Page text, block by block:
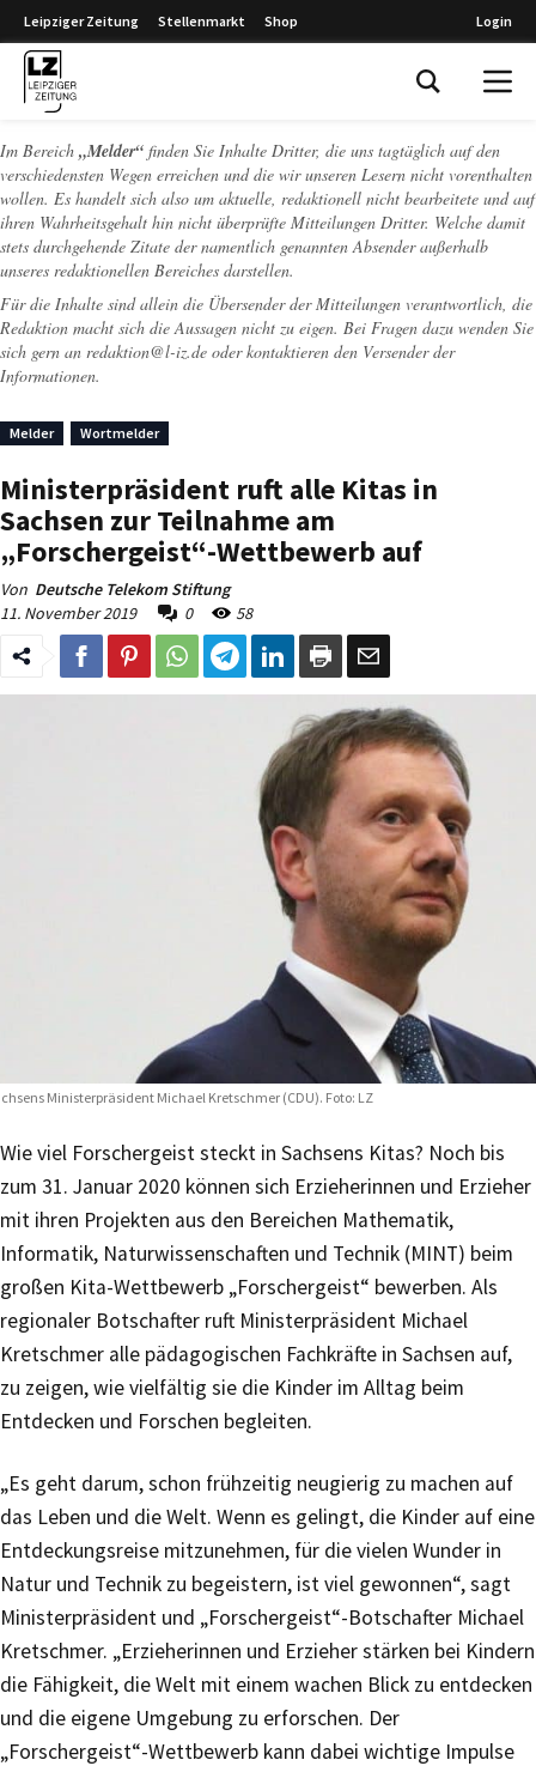
Leipziger Zeitung Stellenmarkt Shop Login
Im Bereich „Melder“ finden Sie Inhalte Dritter, die uns tagtäglich auf den
verschiedensten Wegen erreichen und die wir unseren Lesern nicht vorenthalten
wollen. Es handelt sich also um aktuelle, redaktionell nicht bearbeitete und auf
ihren Wahrheitsgehalt hin nicht überprüfte Mitteilungen Dritter. Welche damit
stets durchgehende Zitate der namentlich genannten Absender außerhalb
unseres redaktionellen Bereiches darstellen.
Für die Inhalte sind allein die Übersender der Mitteilungen verantwortlich, die
Redaktion macht sich die Aussagen nicht zu eigen. Bei Fragen dazu wenden Sie
sich gern an redaktion@l-iz.de oder kontaktieren den Versender der
Informationen.
Melder Wortmelder
Ministerpräsident ruft alle Kitas in
Sachsen zur Teilnahme am
„Forschergeist“-Wettbewerb auf
Von Deutsche Telekom Stiftung
11. November 2019
0 58
Ministerpräsident Michael Kretschmer (CDU). Foto: LZ
Wie viel Forschergeist steckt in Sachsens Kitas? Noch bis
zum 31. Januar 2020 können sich Erzieherinnen und Erzieher
mit ihren Projekten aus den Bereichen Mathematik,
Informatik, Naturwissenschaften und Technik (MINT) beim
großen Kita-Wettbewerb „Forschergeist“ bewerben. Als
regionaler Botschafter ruft Ministerpräsident Michael
Kretschmer alle pädagogischen Fachkräfte in Sachsen auf,
zu zeigen, wie vielfältig sie die Kinder im Alltag beim
Entdecken und Forschen begleiten.
„Es geht darum, schon frühzeitig neugierig zu machen auf
das Leben und die Welt. Wenn es gelingt, die Kinder auf eine
Entdeckungsreise mitzunehmen, für die vielen Wunder in
Natur und Technik zu begeistern, ist viel gewonnen“, sagt
Ministerpräsident und „Forschergeist“-Botschafter Michael
Kretschmer. „Erzieherinnen und Erzieher stärken bei Kindern
die Fähigkeit, die Welt mit einem wachen Blick zu entdecken
und die eigene Umgebung zu erforschen. Der
„Forschergeist“-Wettbewerb kann dabei wichtige Impulse